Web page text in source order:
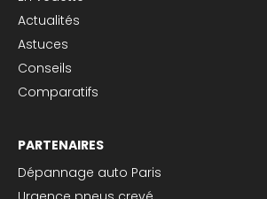
Actualités
Astuces
Conseils
Comparatifs
PARTENAIRES
Dépannage auto Paris